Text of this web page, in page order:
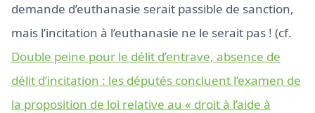
demande d’euthanasie serait passible de sanction,
mais l’incitation à l’euthanasie ne le serait pas ! (cf.
Double peine pour le délit d’entrave, absence de
délit d’incitation : les députés concluent l’examen de
la proposition de loi relative au « droit à l’aide à